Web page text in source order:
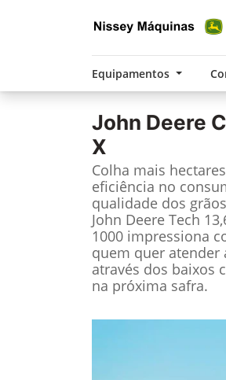
Equipamentos
John Deere
X
Colha mais
eficiência no
qualidade dos
John Deere Tech
1000 impressiona
quem quer
através dos baixos
na próxima safra.